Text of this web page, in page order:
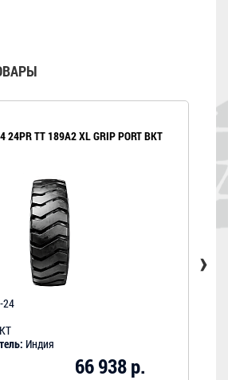
TT 189A2 XL GRIP PORT BKT
24
Индия
66 938 р.
›